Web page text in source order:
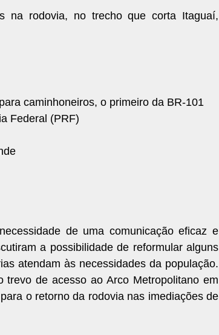
na rodovia, no trecho que corta Itaguaí,
caminhoneiros, o primeiro da BR-101
Federal (PRF)
de uma comunicação eficaz e
a possibilidade de reformular alguns
atendam às necessidades da população.
trevo de acesso ao Arco Metropolitano em
o retorno da rodovia nas imediações de